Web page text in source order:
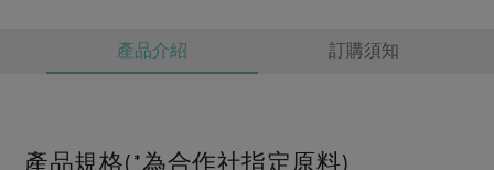
產品介紹 訂購須知
產品規格(*為合作社指定原料)